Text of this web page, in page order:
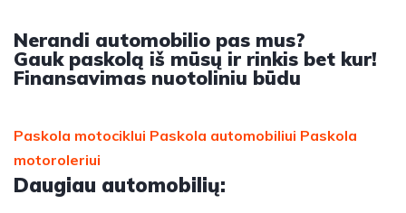
Nerandi automobilio pas mus?
Gauk paskolą iš mūsų ir rinkis bet kur!
Finansavimas nuotoliniu būdu
Paskola motociklui Paskola automobiliui Paskola
motoroleriui
Daugiau automobilių: